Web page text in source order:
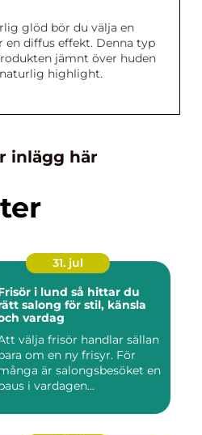
glöd bör du välja en
diffus effekt. Denna typ
jämnt över huden
highlight.
inlägg här
31. jul
i lund så hittar du
salong för stil, känsla
vardag
välja frisör handlar sällan
om en ny frisyr. För
är salongsbesöket en
i vardagen...